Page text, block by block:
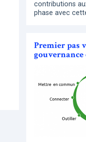
contributions
phase avec
Premier pas